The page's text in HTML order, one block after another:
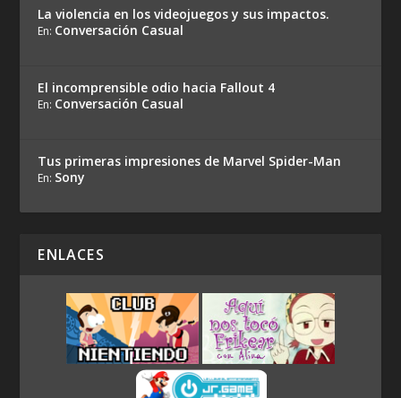
La violencia en los videojuegos y sus impactos.
En: Conversación Casual
El incomprensible odio hacia Fallout 4
En: Conversación Casual
Tus primeras impresiones de Marvel Spider-Man
En: Sony
ENLACES